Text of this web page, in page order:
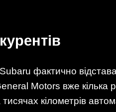
фактично
Motors вже
кілометрів